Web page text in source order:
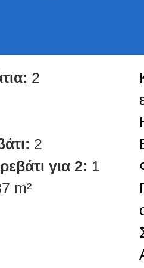
2
2
για 2: 1
m²